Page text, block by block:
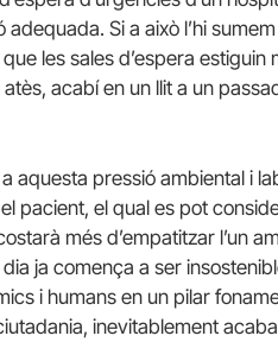
Si a això l’hi
les sales d’espera estiguin
acabí en un llit a un
aquesta pressió ambiental i
pacient, el qual es pot
més d’empatitzar l’un
ja comença a ser
i humans en un pilar
inevitablement